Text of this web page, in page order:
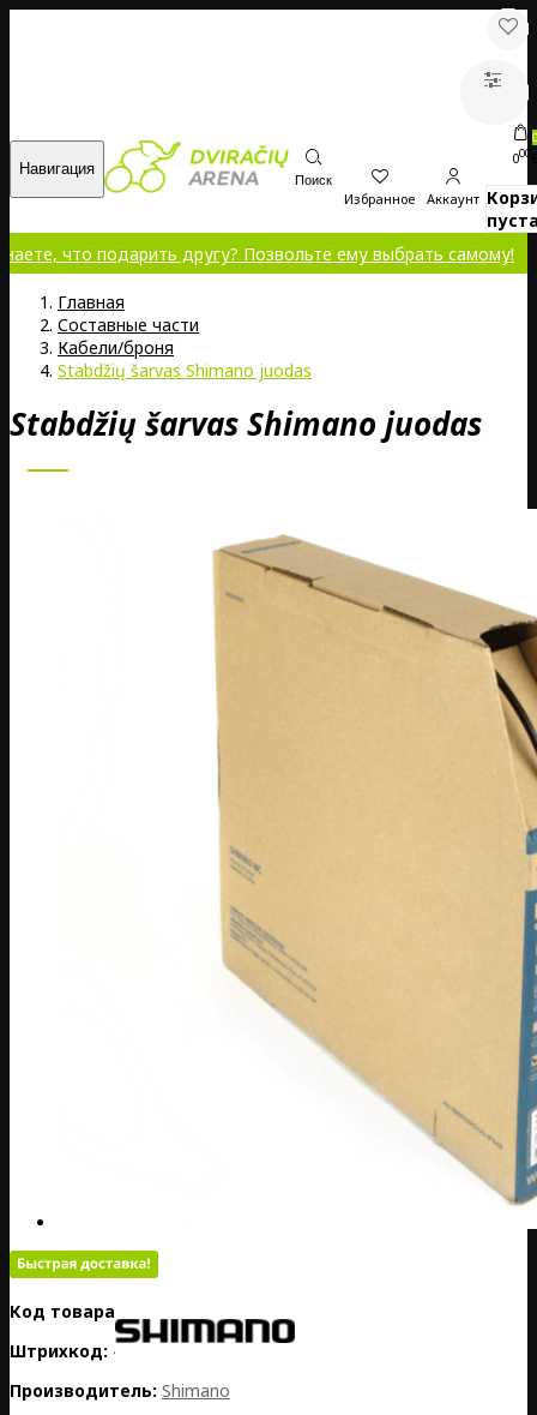
Навигация
Поиск
Избранное Аккаунт
0
000
подарить другу? Позвольте ему выбрать самому!
Главная
Составные части
Кабели/броня
Stabdžių šarvas Shimano juodas
Stabdžių šarvas Shimano juodas
Код товара:
Штрихкод: 4524667345763
Производитель: Shimano